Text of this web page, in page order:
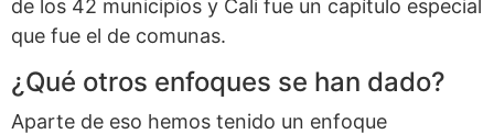
de los 42 municipios y Cali fue un capítulo especial
que fue el de comunas.
¿Qué otros enfoques se han dado?
Aparte de eso hemos tenido un enfoque